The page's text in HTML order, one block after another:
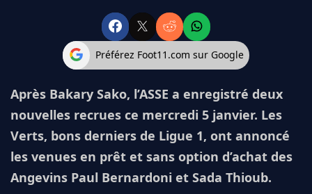
Préférez Foot11.com sur Google
Après Bakary Sako, l’ASSE a enregistré deux
nouvelles recrues ce mercredi 5 janvier. Les
Verts, bons derniers de Ligue 1, ont annoncé
les venues en prêt et sans option d’achat des
Angevins Paul Bernardoni et Sada Thioub.